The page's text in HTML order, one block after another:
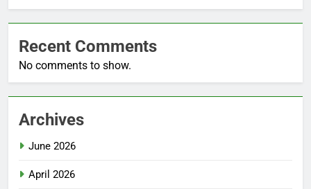
Recent Comments
No comments to show.
Archives
June 2026
April 2026